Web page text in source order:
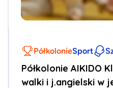
PółkolonieSport
Półkolonie AIKIDO
walki i j.angielski w